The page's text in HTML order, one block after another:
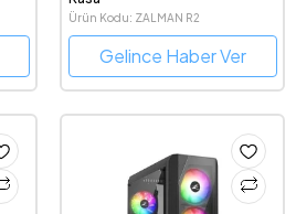
Ürün Kodu: ZALMAN R2
Gelince Haber Ver